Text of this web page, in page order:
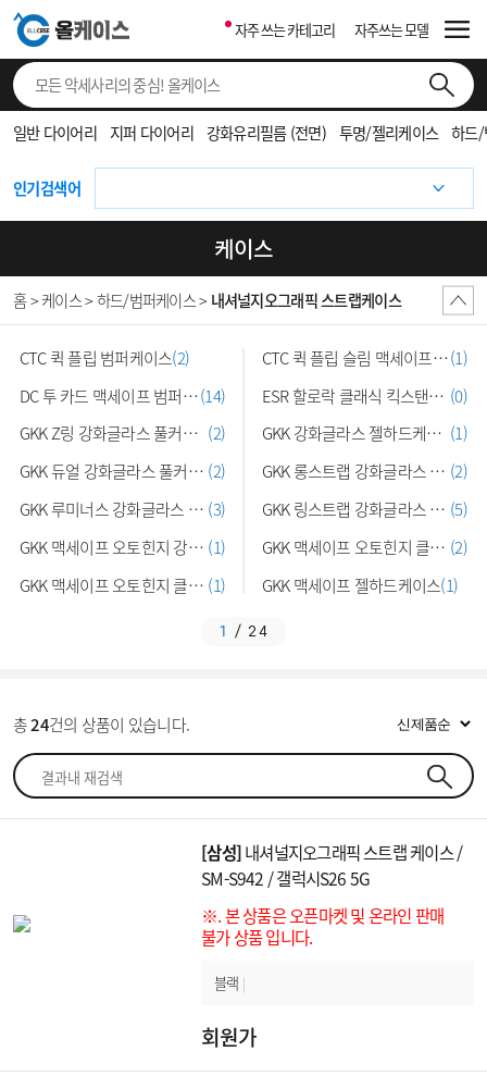
자주 쓰는 카테고리 자주쓰는 모델
일반 다이어리 지퍼 다이어리 강화유리필름 (전면) 투명/젤리케이스 하드/
인기검색어
케이스
홈 > 케이스 > 하드/범퍼케이스 > 내셔널지오그래픽 스트랩케이스
CTC 퀵 플립 범퍼케이스(2) CTC 퀵 플립 슬림 맥세이프케이스(1)
DC 투 카드 맥세이프 범퍼케이스(14) ESR 할로락 클래식 킥스탠드케이스 (0)
GKK Z링 강화글라스 풀커버케이스 (2) GKK 강화글라스 젤하드케이스 (1)
GKK 듀얼 강화글라스 풀커버케이스 (2) GKK 롱스트랩 강화글라스 풀커버케이… (2)
GKK 루미너스 강화글라스 풀커버케이… (3) GKK 링스트랩 강화글라스 풀커버케이… (5)
GKK 맥세이프 오토힌지 강화글라스케… (1) GKK 맥세이프 오토힌지 클리어 강화글… (2)
GKK 맥세이프 오토힌지 클리어 쿠션범… (1) GKK 맥세이프 젤하드케이스(1)
1 / 24
총24건의 상품이 있습니다.
[삼성]내셔널지오그래픽 스트랩 케이스 /
SM-S942 / 갤럭시S26 5G
※. 본 상품은 오픈마켓 및 온라인 판매
불가 상품 입니다.
블랙 |
회원가